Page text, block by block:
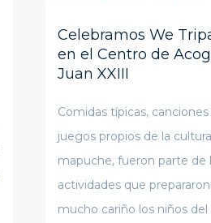
Celebramos We
en el Centro de
Juan XXIII
Comidas típicas, canciones
juegos propios de la cultura
mapuche, fueron parte de
actividades que
mucho cariño los niños del